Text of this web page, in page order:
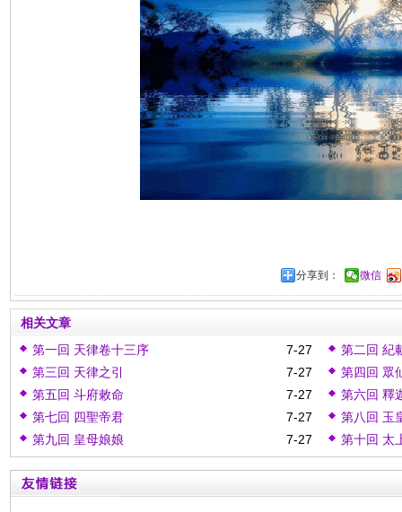
分享到： 微信
相关文章
7-27
第一回 天律卷十三序
第二回 紀
7-27
第三回 天律之引
第四回 眾
7-27
第五回 斗府敕命
第六回 釋
7-27
第七回 四聖帝君
第八回 玉
7-27
第九回 皇母娘娘 第十回 太